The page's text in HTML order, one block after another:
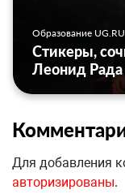
Образование UG.RU
Стикеры,
Леонид
Для добавления
авторизированы.